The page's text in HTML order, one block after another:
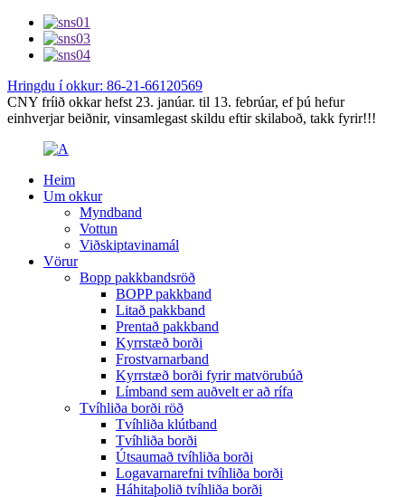
Hringdu í okkur: 86-21-66120569
CNY fríið okkar hefst 23. janúar. til 13. febrúar, ef þú hefur
einhverjar beiðnir, vinsamlegast skildu eftir skilaboð, takk fyrir!!!
Heim
Um okkur
Myndband
Vottun
Viðskiptavinamál
Vörur
Bopp pakkbandsröð
BOPP pakkband
Litað pakkband
Prentað pakkband
Kyrrstæð borði
Frostvarnarband
Kyrrstæð borði fyrir matvörubúð
Límband sem auðvelt er að rífa
Tvíhliða borði röð
Tvíhliða klútband
Tvíhliða borði
Útsaumað tvíhliða borði
Logavarnarefni tvíhliða borði
Háhitaþolið tvíhliða borði